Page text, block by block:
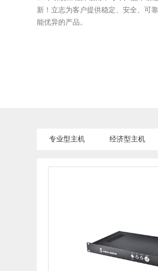
新！立志为客户提供稳定、安全、可
能优异的产品。
专业型主机 经济型主机